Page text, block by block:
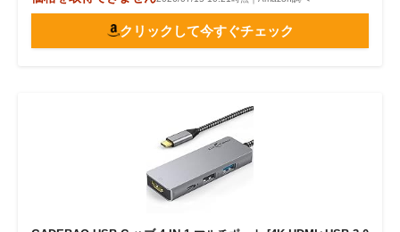
クリックして今すぐチェック